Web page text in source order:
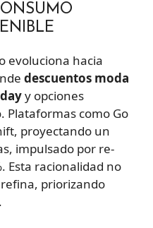
evoluciona hacia
descuentos moda
y opciones
Plataformas como Go
proyectando un
impulsado por re-
Esta racionalidad no
priorizando